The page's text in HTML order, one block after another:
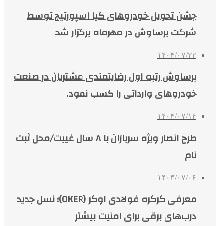
جشن تحویل خودروهای کیا اسپورتیج توسط
شرکت برساوش در مهرماه برگزار شد
۱۴۰۴/۰۷/۲۲
برساوش رتبه اول رضایتمندی مشتریان در صنعت
خودروهای وارداتی را کسب نمود.
۱۴۰۴/۰۷/۱۴
طرح انصار ویژه سربازان با ۸ سال غیبت/محل ثبت
نام
۱۴۰۴/۰۷/۰۶
معرفی کرکره فولادی اوکر (OKER)؛ نسل جدید
درب‌های برقی برای امنیت بیشتر